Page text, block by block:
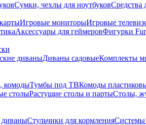
Сумки, чехлы для ноутбуковСредства
Игровые мониторыИгровые
Аксессуары для геймеровФигурки
диваныДиваны садовыеКомплекты
комодыТумбы под ТВКомоды
столыРастущие столы и партыСтолы,
диваныСтульчики для кормленияСистемы